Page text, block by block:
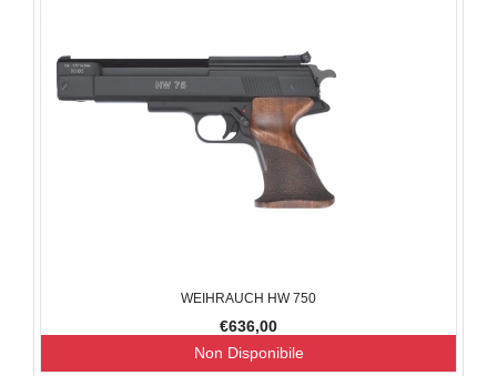
WEIHRAUCH HW 750
€636,00
Non Disponibile